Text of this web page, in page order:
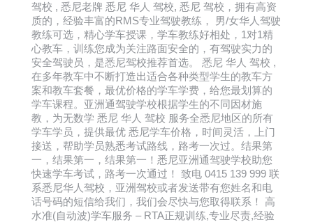
驾校 , 悉尼老牌 悉尼 华人 驾校, 悉尼 驾校，拥有高资
质的，经验丰富的RMS专业驾驶教练， 男/女华人驾驶
教练可选，精心学车授课，学车教练好相处，1对1精
心教车，训练您成为关注路面安全的，有驾驶实力的
安全驾驶员，是悉尼驾校推荐首选。 悉尼 华人 驾校 ,
在多年教车中不断打造出适合各种类型学生的教车方
案和教车套餐，最优价格的学车学费，给您最划算的
学车课程。亚洲通驾驶学校根据学生的不同因材施
教，为无数学 悉尼 华人 驾校 服务全悉尼地区的所有
学车学员，提供最优 悉尼学车价格，时间灵活，上门
接送，帮助学员熟悉考试路线，路考一次过。结果第
一，结果第一，结果第一！悉尼亚洲通驾驶学校助您
快速学车考试，路考一次通过！ 致电 0415 139 999 联
系悉尼华人驾校，亚洲驾校或者发送带有您姓名和电
话号码的短信给我们，我们会尽快与您取得联系！ 高
水准(自动波)学车服务 – RTA正规训练,专业尽责,经验